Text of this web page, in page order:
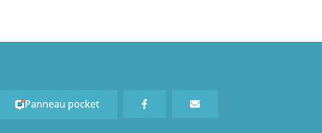
Panneau pocket